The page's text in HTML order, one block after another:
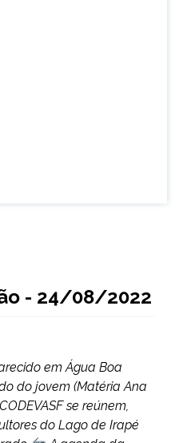
- 24/08/2022
em Água Boa
do jovem (Matéria Ana
se reúnem,
do Lago de Irapé